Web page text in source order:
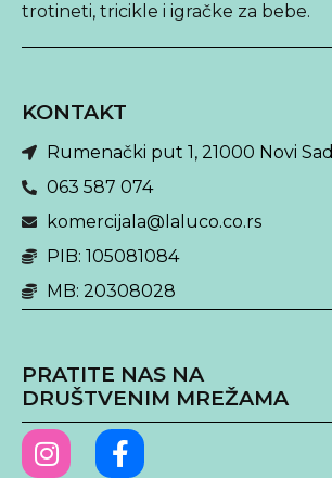
trotineti, tricikle i igračke za bebe.
KONTAKT
Rumenački put 1, 21000 Novi Sad
063 587 074
komercijala@laluco.co.rs
PIB: 105081084
MB: 20308028
PRATITE NAS NA
DRUŠTVENIM MREŽAMA